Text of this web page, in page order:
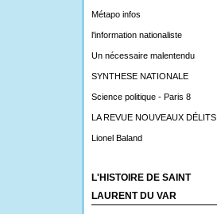
Métapo infos
l'information nationaliste
Un nécessaire malentendu
SYNTHESE NATIONALE
Science politique - Paris 8
LA REVUE NOUVEAUX DÉLITS
Lionel Baland
L'HISTOIRE DE SAINT
LAURENT DU VAR